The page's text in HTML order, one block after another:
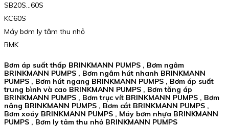
SB20S…60S
KC60S
Máy bơm ly tâm thu nhỏ
BMK
Bơm áp suất thấp BRINKMANN PUMPS , Bơm ngâm
BRINKMANN PUMPS , Bơm ngâm hút nhanh BRINKMANN
PUMPS , Bơm hút ngang BRINKMANN PUMPS , Bơm áp suất
trung bình và cao BRINKMANN PUMPS , Bơm tăng áp
BRINKMANN PUMPS , Bơm trục vít BRINKMANN PUMPS , Bơm
nâng BRINKMANN PUMPS , Bơm cắt BRINKMANN PUMPS ,
Bơm xoáy BRINKMANN PUMPS , Máy bơm nhựa BRINKMANN
PUMPS , Bơm ly tâm thu nhỏ BRINKMANN PUMPS